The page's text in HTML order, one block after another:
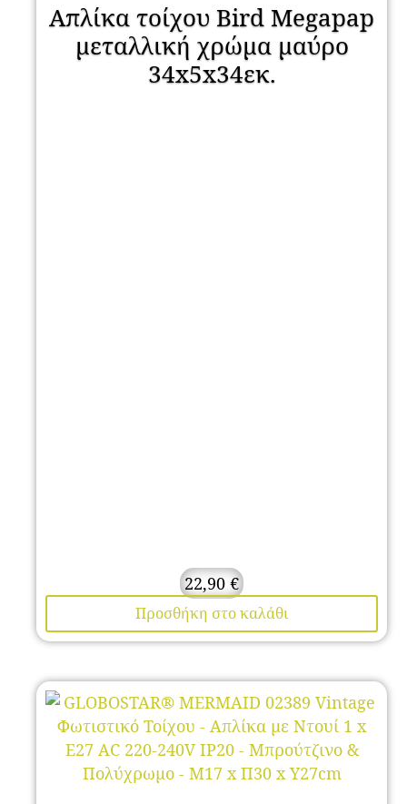
Απλίκα τοίχου Bird Megapap
μεταλλική χρώμα μαύρο
34x5x34εκ.
22,90 €
Προσθήκη στο καλάθι